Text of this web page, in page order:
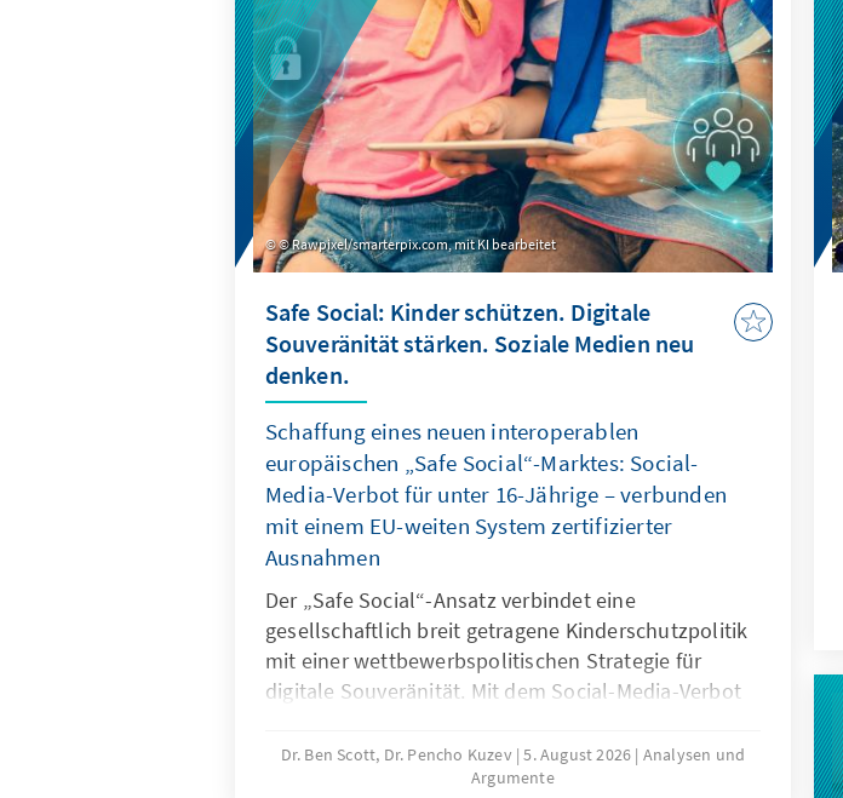
© Rawpixel/smarterpix.com, mit KI bearbeitet
Safe Social: Kinder schützen. Digitale
Souveränität stärken. Soziale Medien neu
denken.
Schaffung eines neuen interoperablen
europäischen „Safe Social“-Marktes: Social-
Media-Verbot für unter 16-Jährige – verbunden
mit einem EU-weiten System zertifizierter
Ausnahmen
Der „Safe Social“-Ansatz verbindet eine
gesellschaftlich breit getragene Kinderschutzpolitik
mit einer wettbewerbspolitischen Strategie für
digitale Souveränität. Mit dem Social-Media-Verbot
gefährliche digitale Produkte und die jahrelange
Untätigkeit marktbeherrschender Plattformen. Es
Dr. Ben Scott, Dr. Pencho Kuzev 5. August 2026 Analysen und
Argumente